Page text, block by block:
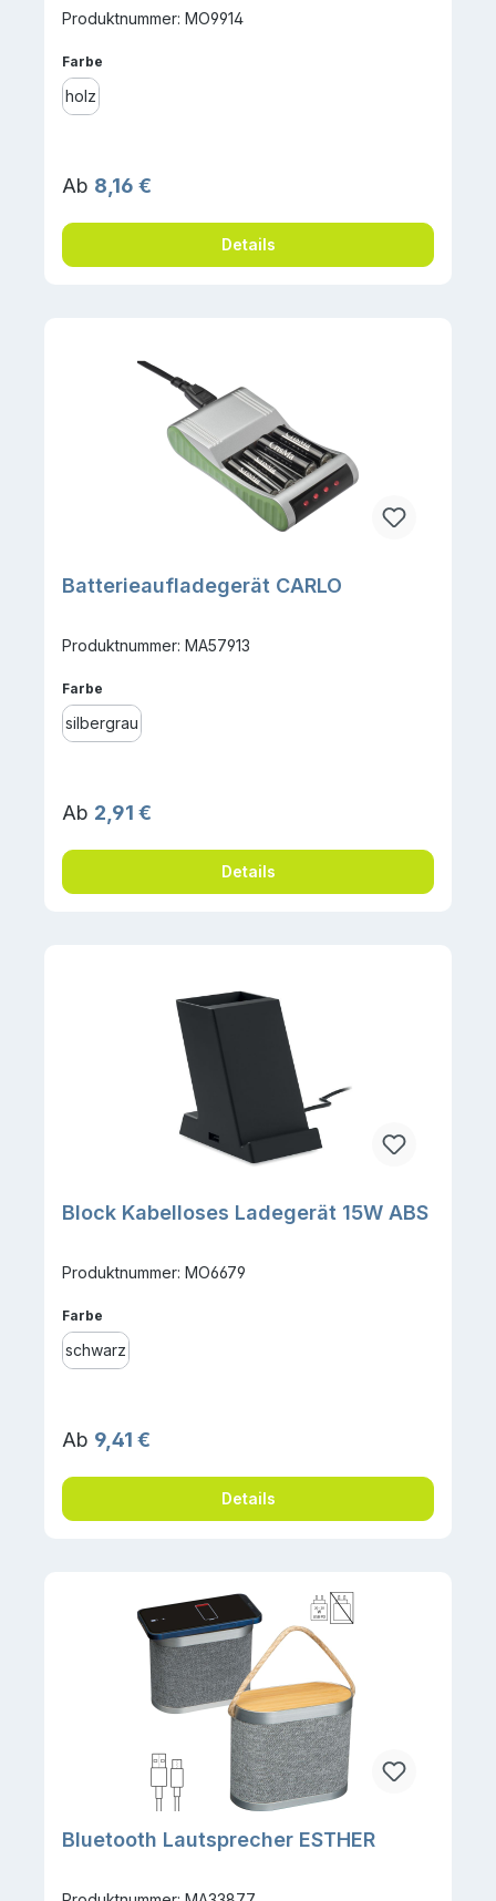
Produktnummer: MO9914
Farbe
holz
Regulärer Preis:
Ab 8,16 €
Details
Batterieaufladegerät CARLO
Produktnummer: MA57913
Farbe
silbergrau
Regulärer Preis:
Ab 2,91 €
Details
Block Kabelloses Ladegerät 15W ABS
Produktnummer: MO6679
Farbe
schwarz
Regulärer Preis:
Ab 9,41 €
Details
Bluetooth Lautsprecher ESTHER